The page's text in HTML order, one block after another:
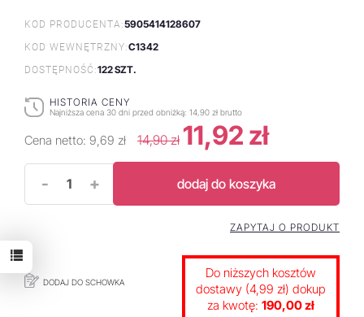
KOD PRODUCENTA:5905414128607
KOD WEWNĘTRZNY:C1342
DOSTĘPNOŚĆ:122 SZT.
HISTORIA CENY
Najniższa cena 30 dni przed obniżką: 14,90 zł brutto
Cena netto: 9,69 zł 14,90 zł 11,92 zł
- + dodaj do koszyka
DODAJ DO SCHOWKA
ZAPYTAJ O PRODUKT
Do niższych kosztów
dostawy (4,99 zł) dokup
za kwotę: 190,00 zł